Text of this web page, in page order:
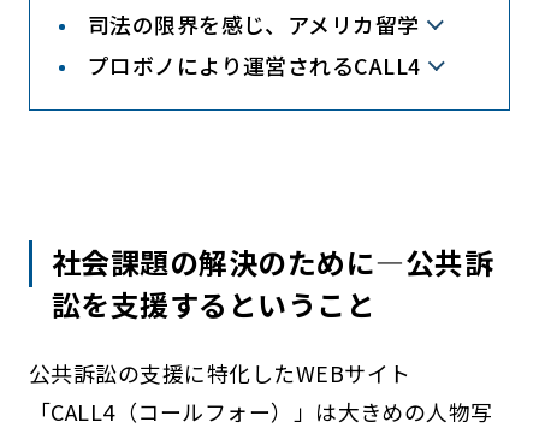
司法の限界を感じ、アメリカ留学
プロボノにより運営されるCALL4
社会課題の解決のために―公共訴
訟を支援するということ
公共訴訟の支援に特化したWEBサイト
「CALL4（コールフォー）」は大きめの人物写